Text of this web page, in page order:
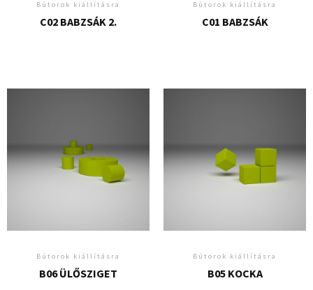
Bútorok kiállításra
C02 BABZSÁK 2.
Bútorok kiállításra
C01 BABZSÁK
Bútorok kiállításra
B06 ÜLŐSZIGET
Bútorok kiállításra
B05 KOCKA